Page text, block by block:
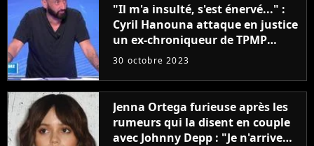
"Il m'a insulté, s'est énervé..." :
Cyril Hanouna attaque en justice
un ex-chroniqueur de TPMP
après de graves accusations
30 octobre 2023
Jenna Ortega furieuse après les
rumeurs qui la disent en couple
avec Johnny Depp : "Je n'arrive